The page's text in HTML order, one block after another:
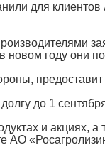
для
новом году они
до 1
и акциях, а
АО